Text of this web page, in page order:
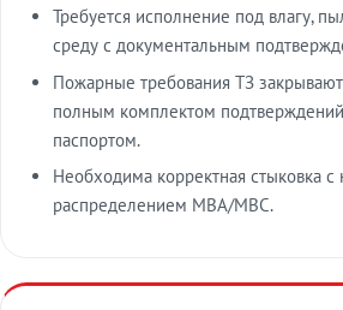
Требуется исполнение под влагу,
среду с документальным
Пожарные требования ТЗ
полным комплектом
паспортом.
Необходима корректная стыковка с
распределением МВА/МВС.